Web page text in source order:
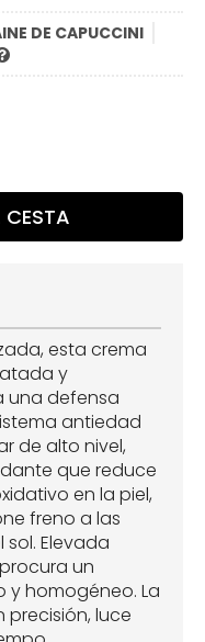
DE CAPUCCINI
esta crema
y
una defensa
antiedad
de alto nivel,
que reduce
en la piel,
freno a las
Elevada
un
y homogéneo. La
luce